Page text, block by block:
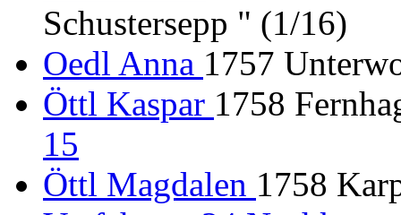
Schustersepp " (1/16)
Oedl Anna 1757
Öttl Kaspar 1758
15
Öttl Magdalen 1758